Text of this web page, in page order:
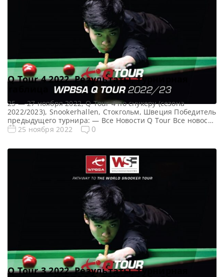
Q Tour 4 2022. Результаты, турнирная
25 — 27 ноября 2022, Q Tour 4 по снукеру (сезона
2022/2023), Snookerhallen, Стокгольм, Швеция Победитель
предыдущего турнира: — Все Новости Q Tour Все новости
и результаты Q Tour 4 (2022/2023) Квалификация Q Tour 4
25 ноября 2022 0
Q Tour 3 2022. Результаты, турнирная